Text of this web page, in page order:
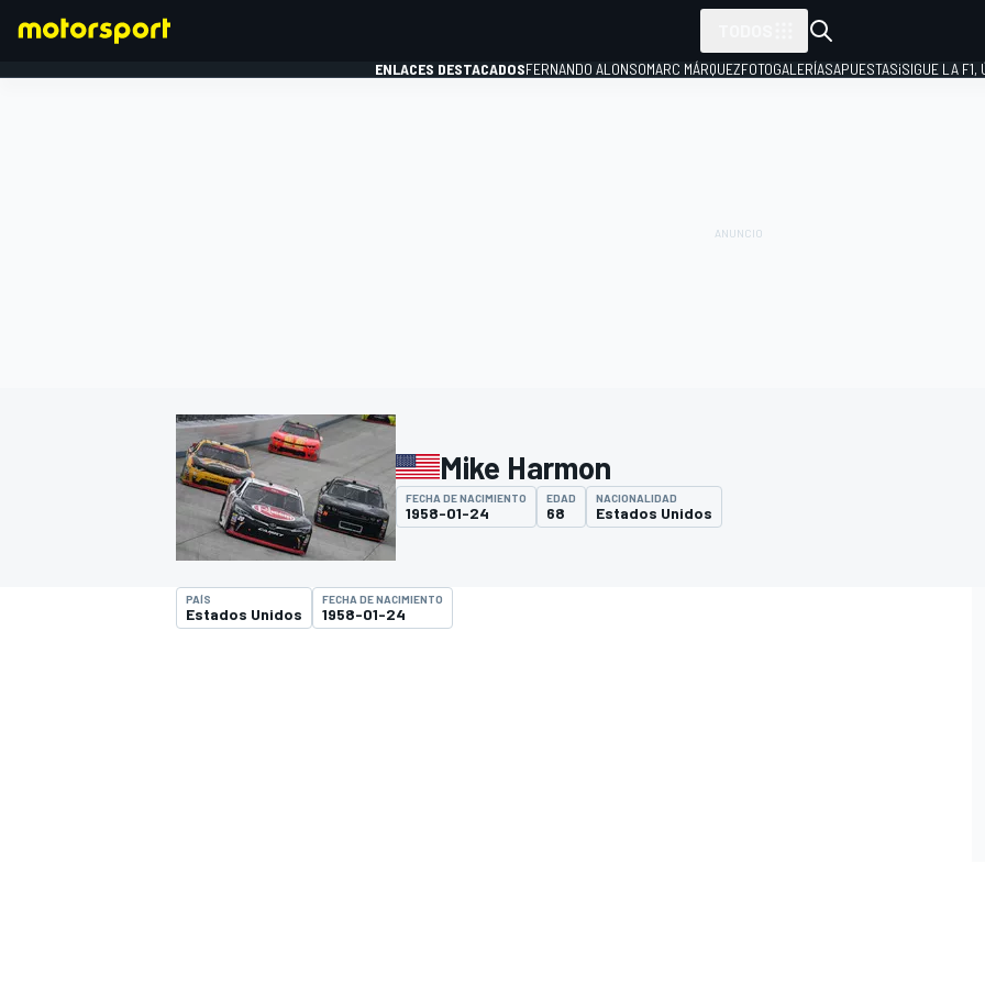
INDYCAR
ENLACES DESTACADOSFERNANDO ALONSOMARC MÁRQUEZFOTOGALERÍASAPUESTAS¡SIGUE LA F1,
Mike Harmon
FECHA DE NACIMIENTO
1958-01-24
EDAD
68
NACIONALIDAD
Estados Unidos
PAÍS
Estados Unidos
FECHA DE NACIMIENTO
1958-01-24